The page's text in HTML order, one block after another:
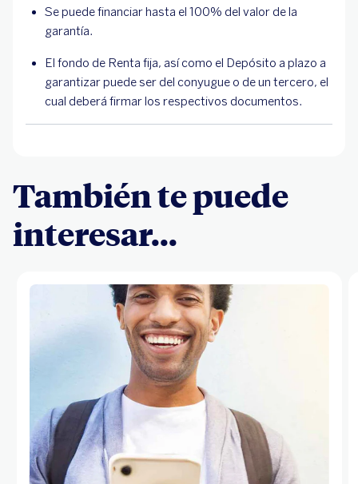
Se puede financiar hasta el 100% del valor de la
garantía.
El fondo de Renta fija, así como el Depósito a plazo a
garantizar puede ser del conyugue o de un tercero, el
cual deberá firmar los respectivos documentos.
También te puede
interesar...